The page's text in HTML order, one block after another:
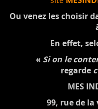
Ou venez les choisir
En effet,
« Si on le
regarde
MES
99, rue de la